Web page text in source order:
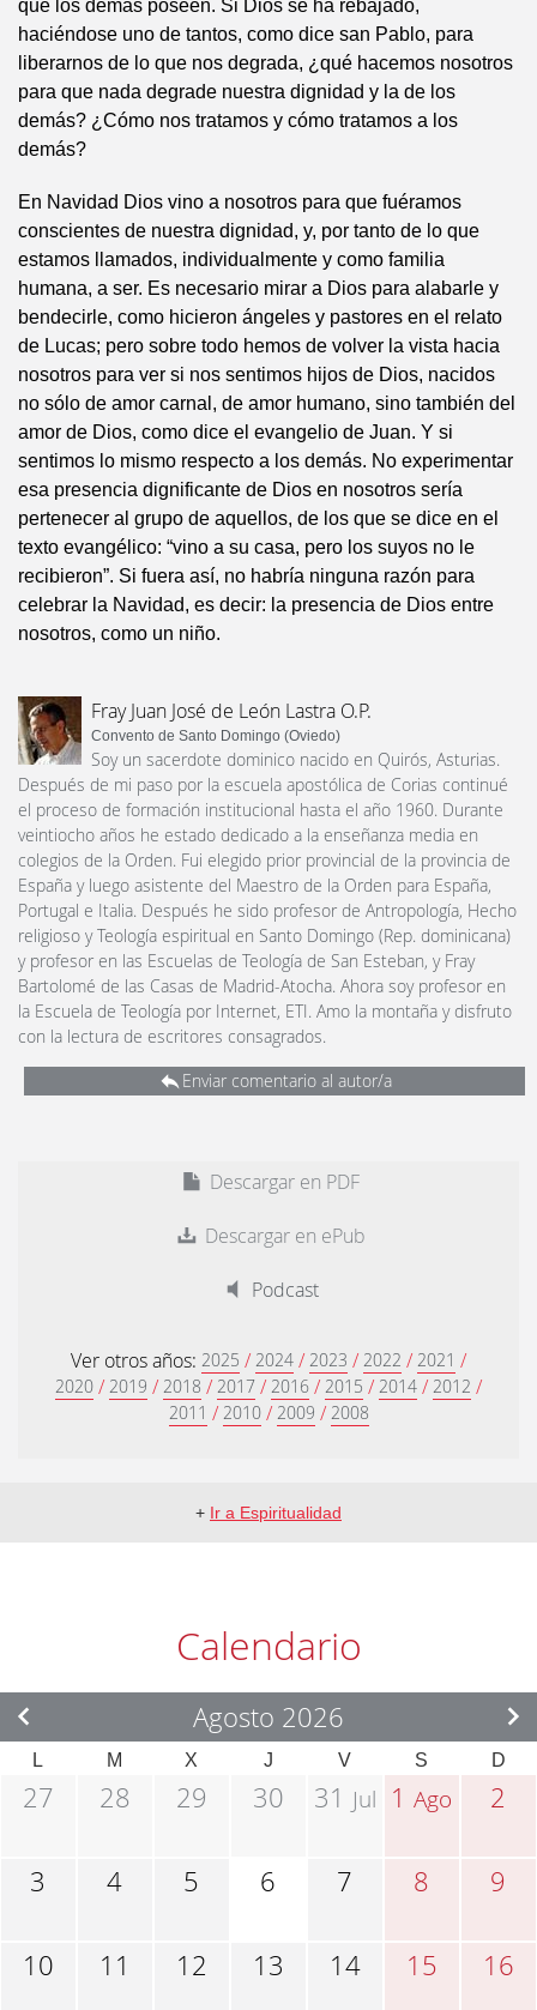
que los demás poseen. Si Dios se ha rebajado,
haciéndose uno de tantos, como dice san Pablo, para
liberarnos de lo que nos degrada, ¿qué hacemos nosotros
para que nada degrade nuestra dignidad y la de los
demás? ¿Cómo nos tratamos y cómo tratamos a los
demás?
En Navidad Dios vino a nosotros para que fuéramos
conscientes de nuestra dignidad, y, por tanto de lo que
estamos llamados, individualmente y como familia
humana, a ser. Es necesario mirar a Dios para alabarle y
bendecirle, como hicieron ángeles y pastores en el relato
de Lucas; pero sobre todo hemos de volver la vista hacia
nosotros para ver si nos sentimos hijos de Dios, nacidos
no sólo de amor carnal, de amor humano, sino también del
amor de Dios, como dice el evangelio de Juan. Y si
sentimos lo mismo respecto a los demás. No experimentar
esa presencia dignificante de Dios en nosotros sería
pertenecer al grupo de aquellos, de los que se dice en el
texto evangélico: “vino a su casa, pero los suyos no le
recibieron”. Si fuera así, no habría ninguna razón para
celebrar la Navidad, es decir: la presencia de Dios entre
nosotros, como un niño.
Fray Juan José de León Lastra O.P.
Convento de Santo Domingo (Oviedo)
Soy un sacerdote dominico nacido en Quirós, Asturias.
Después de mi paso por la escuela apostólica de Corias continué
el proceso de formación institucional hasta el año 1960. Durante
veintiocho años he estado dedicado a la enseñanza media en
colegios de la Orden. Fui elegido prior provincial de la provincia de
España y luego asistente del Maestro de la Orden para España,
Portugal e Italia. Después he sido profesor de Antropología, Hecho
religioso y Teología espiritual en Santo Domingo (Rep. dominicana)
y profesor en las Escuelas de Teología de San Esteban, y Fray
Bartolomé de las Casas de Madrid-Atocha. Ahora soy profesor en
la Escuela de Teología por Internet, ETI. Amo la montaña y disfruto
con la lectura de escritores consagrados.
Enviar comentario al autor/a
Descargar en PDF
Descargar en ePub
Podcast
Ver otros años: 2025 / 2024 / 2023 / 2022 / 2021 /
2020 / 2019 / 2018 / 2017 / 2016 / 2015 / 2014 / 2012 /
2011 / 2010 / 2009 / 2008
+ Ir a Espiritualidad
Calendario
Agosto 2026
L M X J V S D
27 28 29 30 31 Jul 1Ago 2
3 4 5 6 7 8 9
10 11 12 13 14 15 16